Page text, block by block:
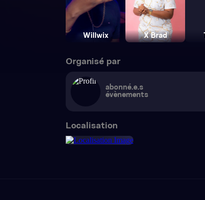
Willwix X Brad
Organisé par
abonné.e.s
évènements
Localisation